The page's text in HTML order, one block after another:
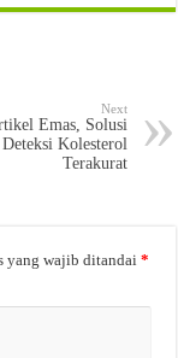
Next
Emas, Solusi
Kolesterol
Terakurat
yang wajib ditandai*